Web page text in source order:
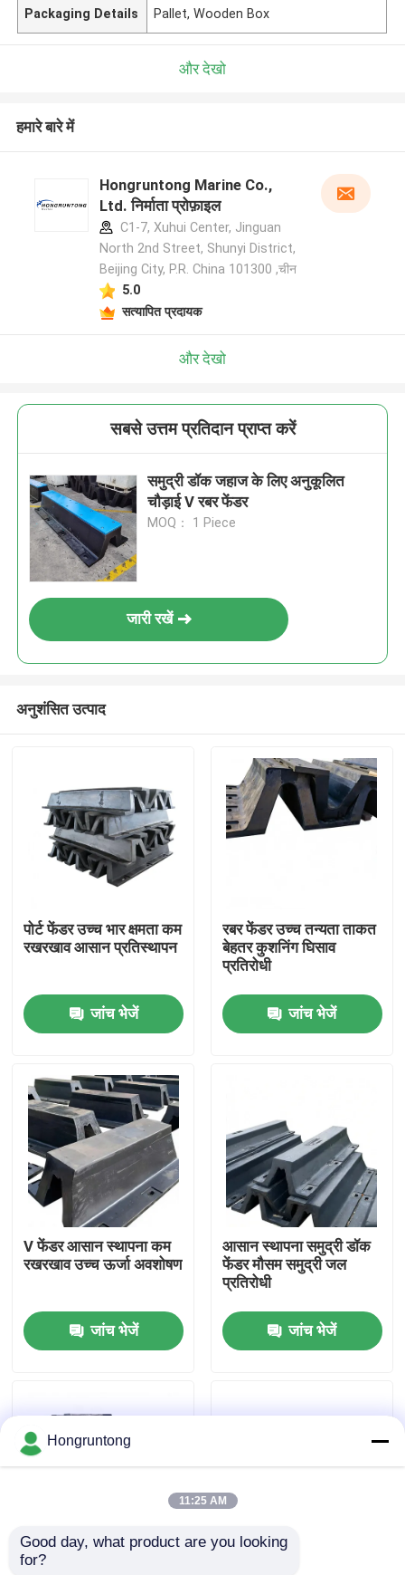
उत्पाद
वीडियो
हमारे बारे में
गुणवत्ता नियंत्रण
डॉक रबर फेंडर
वायवीय रबर फेंडर
Packaging Details Pallet, Wooden Box
और देखो
हमारे बारे में
Hongruntong Marine Co.,
Ltd. निर्माता प्रोफ़ाइल
C1-7, Xuhui Center, Jinguan
North 2nd Street, Shunyi District,
Beijing City, P.R. China 101300 ,चीन
5.0
सत्यापित प्रदायक
और देखो
सबसे उत्तम प्रतिदान प्राप्त करें
समुद्री डॉक जहाज के लिए अनुकूलित
चौड़ाई V रबर फेंडर
MOQ： 1 Piece
जारी रखें
अनुशंसित उत्पाद
पोर्ट फेंडर उच्च भार क्षमता कम
रखरखाव आसान प्रतिस्थापन
जांच भेजें
रबर फेंडर उच्च तन्यता ताकत
बेहतर कुशनिंग घिसाव
प्रतिरोधी
जांच भेजें
V फेंडर आसान स्थापना कम
रखरखाव उच्च ऊर्जा अवशोषण
जांच भेजें
आसान स्थापना समुद्री डॉक
फेंडर मौसम समुद्री जल
प्रतिरोधी
जांच भेजें
वी डॉक फेंडर उच्च प्रभाव
Hongruntong
11:25 AM
Good day, what product are you looking
for?